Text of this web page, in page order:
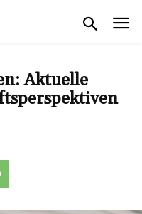
Aktuelle